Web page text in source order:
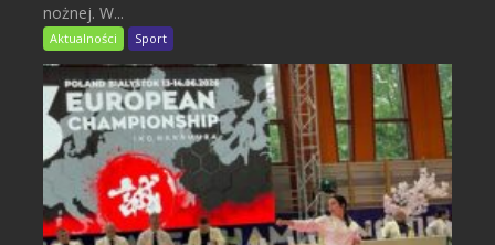
nożnej. W...
Aktualności Sport